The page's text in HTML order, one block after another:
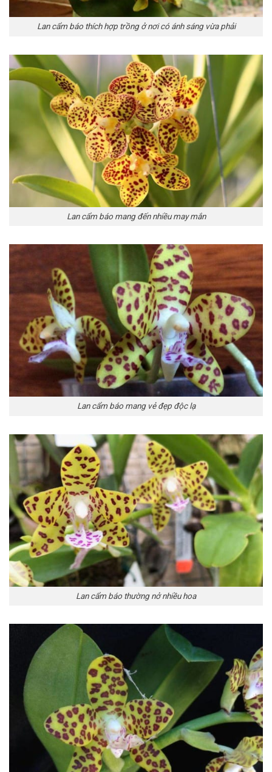
Lan cẩm báo thích hợp trồng ở nơi có ánh sáng vừa phải
Lan cẩm báo mang đến nhiều may mắn
Lan cẩm báo mang vẻ đẹp độc lạ
Lan cẩm báo thường nở nhiều hoa